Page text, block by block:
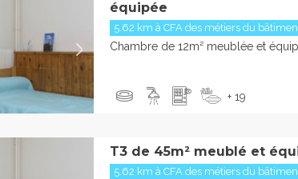
équipée
5.62 km à CFA des métiers du
Chambre de 12m² meublée et
+ 19
T3 de 45m² meublé et
5.62 km à CFA des métiers du